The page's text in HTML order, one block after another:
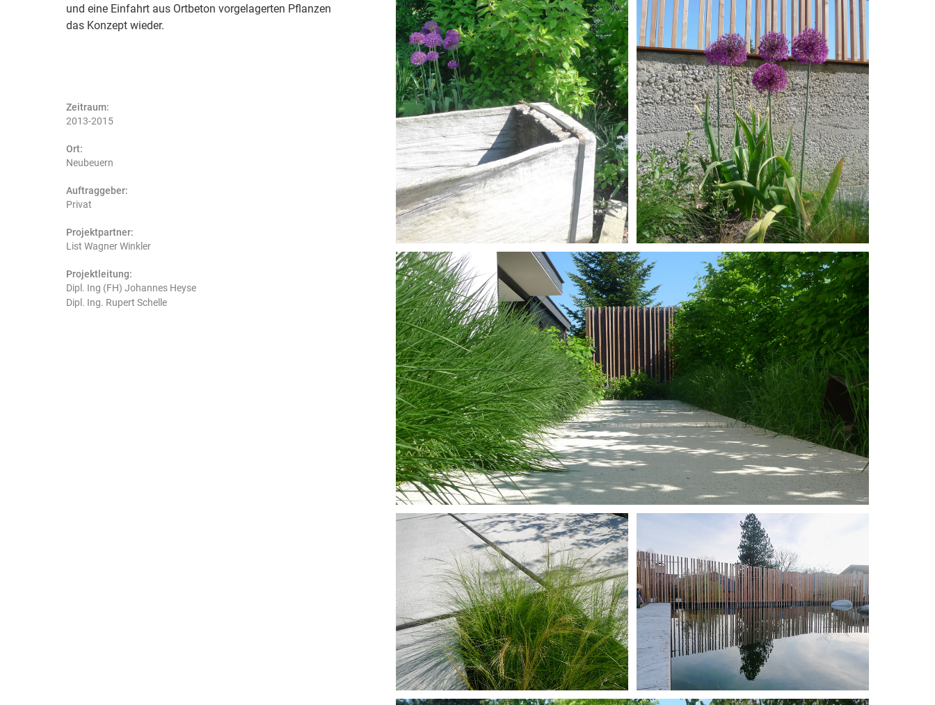
und eine Einfahrt aus Ortbeton vorgelagerten Pflanzen
das Konzept wieder.
Zeitraum:
2013-2015
Ort:
Neubeuern
Auftraggeber:
Privat
Projektpartner:
List Wagner Winkler
Projektleitung:
Dipl. Ing (FH) Johannes Heyse
Dipl. Ing. Rupert Schelle